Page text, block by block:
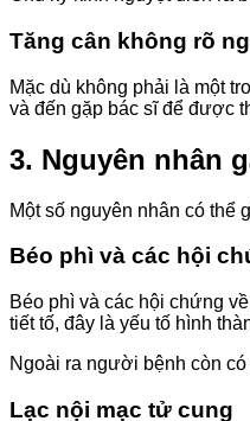
Tăng cân không rõ
Mặc dù không phải là một
và đến gặp bác sĩ để được
3. Nguyên nhân
Một số nguyên nhân có thể
Béo phì và các hội
Béo phì và các hội chứng
tiết tố, đây là yếu tố hình
Ngoài ra người bệnh còn
Lạc nội mạc tử cung